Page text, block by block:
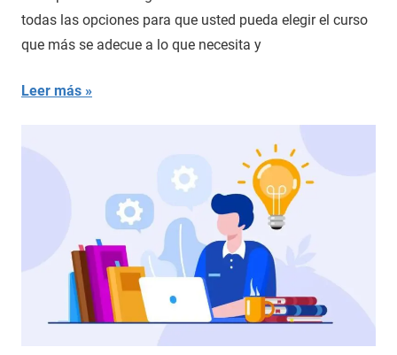
todas las opciones para que usted pueda elegir el curso
que más se adecue a lo que necesita y
Leer más